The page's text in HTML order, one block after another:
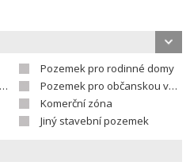
Pozemek pro rodinné domy
Pozemek pro občanskou vybavenost
Komerční zóna
Jiný stavební pozemek